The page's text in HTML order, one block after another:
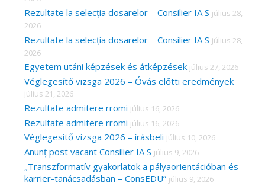
r
:
Rezultate la selecția dosarelor – Consilier IA S július 28,
2026
Rezultate la selecția dosarelor – Consilier IA S július 28,
2026
Egyetem utáni képzések és átképzések július 27, 2026
Véglegesítő vizsga 2026 – Óvás előtti eredmények
július 21, 2026
Rezultate admitere rromi július 16, 2026
Rezultate admitere rromi július 16, 2026
Véglegesítő vizsga 2026 – írásbeli július 10, 2026
Anunț post vacant Consilier IA S július 9, 2026
„Transzformatív gyakorlatok a pályaorientációban és
karrier-tanácsadásban – ConsEDU” július 9, 2026